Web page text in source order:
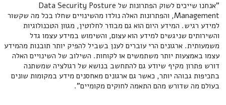
"אנחנו שייכים לשוק הפתרונות של Data Security Posture
Management, והפתרונות האלה נולדו מהשינויים שחלו בכל מה שקשור
למידע רגיש. המידע היום הוא גם מבוזר לחלוטין, מגוון הטכנולוגיות
והשירותים שניגשים למידע הוא עצום, והשימוש במידע עצמו גדל
משמעותית. ארגונים הרי עוברים לענן בשביל להפיק יותר תובנות מהמידע
עצמו באמצעות יותר משתמשים או לקוחות. השילוב של השינויים האלה
דורש פתרון מקיף שיודע גם להתחשב בנושא של רגולציה שמשתנה
בתכיפות גבוהה יותר, כאשר גם ארגונים מאחסנים מידע במקומות שונים
בעולם מה שדורש מהם התאמה לחוקים מקומיים".